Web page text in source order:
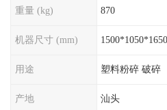
重量 (kg) 870
机器尺寸 (mm) 1500*1050*1650
用途 塑料粉碎 破碎
产地 汕头